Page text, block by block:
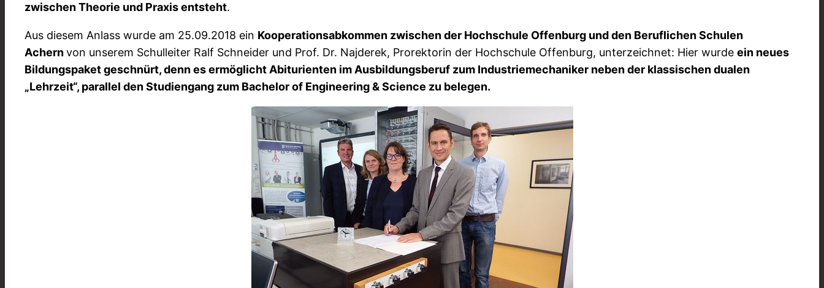
zwischen Theorie und Praxis entsteht.
Aus diesem Anlass wurde am 25.09.2018 ein Kooperationsabkommen zwischen der Hochschule Offenburg und den Beruflichen Schulen
Achernvon unserem Schulleiter Ralf Schneider und Prof. Dr. Najderek, Prorektorin der Hochschule Offenburg, unterzeichnet: Hier wurde ein neues
Bildungspaket geschnürt, denn es ermöglicht Abiturienten im Ausbildungsberuf zum Industriemechaniker neben der klassischen dualen
„Lehrzeit“, parallel den Studiengang zum Bachelor of Engineering & Science zu belegen.